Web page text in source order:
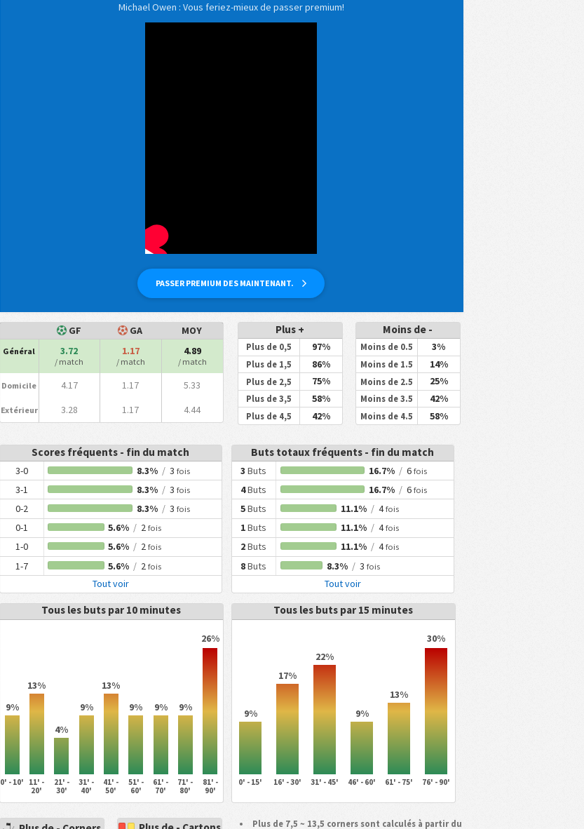
PASSER PREMIUM DES MAINTENANT.
Michael Owen : Vous feriez-mieux de passer premium!
GF GA MOY
Général 3.72
/ match
1.17
/ match
4.89
/ match
Domicile 4.17 1.17 5.33
Extérieur 3.28 1.17 4.44
Plus +
Plus de 0,5 97%
Plus de 1,5 86%
Plus de 2,5 75%
Plus de 3,5 58%
Plus de 4,5 42%
Moins de -
Moins de 0.5 3%
Moins de 1.5 14%
Moins de 2.5 25%
Moins de 3.5 42%
Moins de 4.5 58%
Scores fréquents - fin du match
3-0 8.3% /3 fois
3-1 8.3% /3 fois
0-2 8.3% /3 fois
0-1 5.6% / 2fois
1-0 5.6% / 2fois
1-7 5.6% / 2fois
Tout voir
Buts totaux fréquents - fin du match
3Buts 16.7% /6 fois
4Buts 16.7% /6 fois
5Buts 11.1% /4fois
1Buts 11.1% /4fois
2Buts 11.1% /4fois
8Buts 8.3% /3 fois
Tout voir
Tous les buts par 10 minutes
9%
13%
4%
9%
13%
9%
9% 9%
26%
0' - 10'
11' -
20'
21' -
30'
31' -
40'
41' -
50'
51' -
60'
61' -
70'
71' -
80'
81' -
90'
Tous les buts par 15 minutes
9%
17%
22%
9%
13%
30%
0' - 15' 16' - 30' 31' - 45' 46' - 60' 61' - 75' 76' - 90'
Plus de 7,5 ~ 13,5 corners sont calculés à partir du